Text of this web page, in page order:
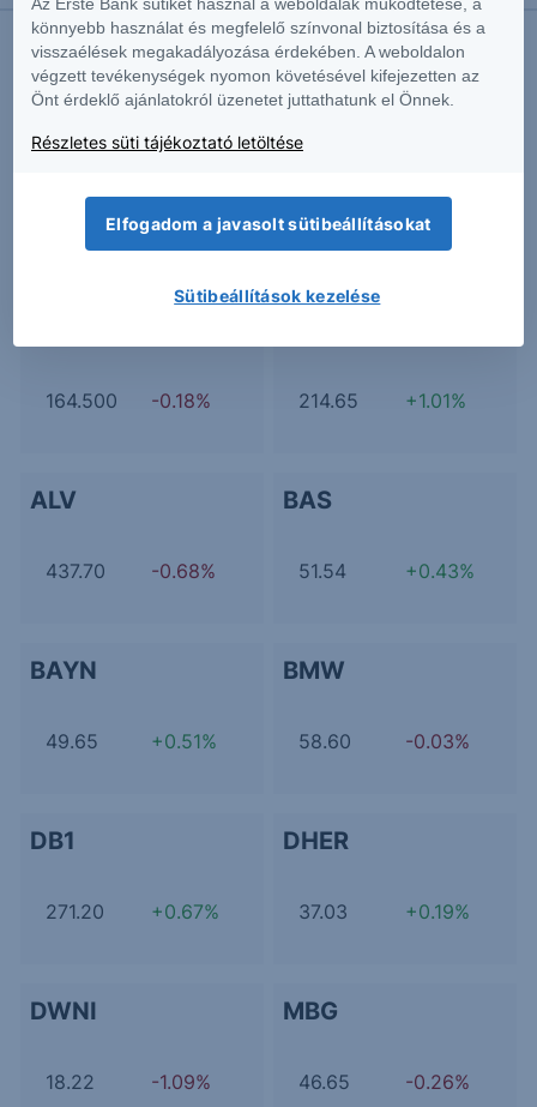
További Erste elemzések
Kapcsolódó termékek
164.500 -0.18% 214.65 +1.01%
ALV
437.70 -0.68%
BAS
51.54 +0.43%
BAYN
49.65 +0.51%
BMW
58.60 -0.03%
DB1
271.20 +0.67%
DHER
37.03 +0.19%
DWNI
18.22 -1.09%
MBG
46.65 -0.26%
könnyebb használat és megfelelő színvonal biztosítása és a
visszaélések megakadályozása érdekében. A weboldalon
végzett tevékenységek nyomon követésével kifejezetten az
Önt érdeklő ajánlatokról üzenetet juttathatunk el Önnek.
Részletes süti tájékoztató letöltése
Elfogadom a javasolt sütibeállításokat
Sütibeállítások kezelése